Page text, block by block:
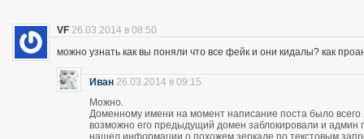
VF 26.03.2014 в 08:50
можно узнать как вы поняли что все фейк и они кидалы? как
Иван 26.03.2014 в 09:15
Можно.
Доменному имени на момент написание поста было
возможно его предыдущий домен заблокировали и админ
нашел информации о похожем зеркале по текстовым